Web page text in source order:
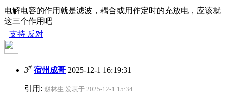
电解电容的作用就是滤波，耦合或用作定时的充放电，应该就
这三个作用吧
支持 反对
3# 宿州成哥 2025-12-1 16:19:31
引用: 赵林生 发表于 2025-12-1 15:34